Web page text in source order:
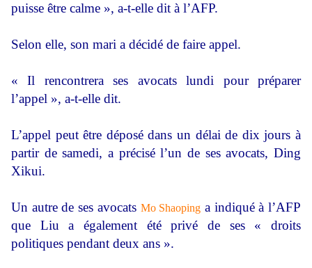
puisse être calme », a-t-elle dit à l’AFP.
Selon elle, son mari a décidé de faire appel.
« Il rencontrera ses avocats lundi pour préparer
l’appel », a-t-elle dit.
L’appel peut être déposé dans un délai de dix jours à
partir de samedi, a précisé l’un de ses avocats, Ding
Xikui.
Un autre de ses avocats Mo Shaoping a indiqué à l’AFP
que Liu a également été privé de ses « droits
politiques pendant deux ans ».